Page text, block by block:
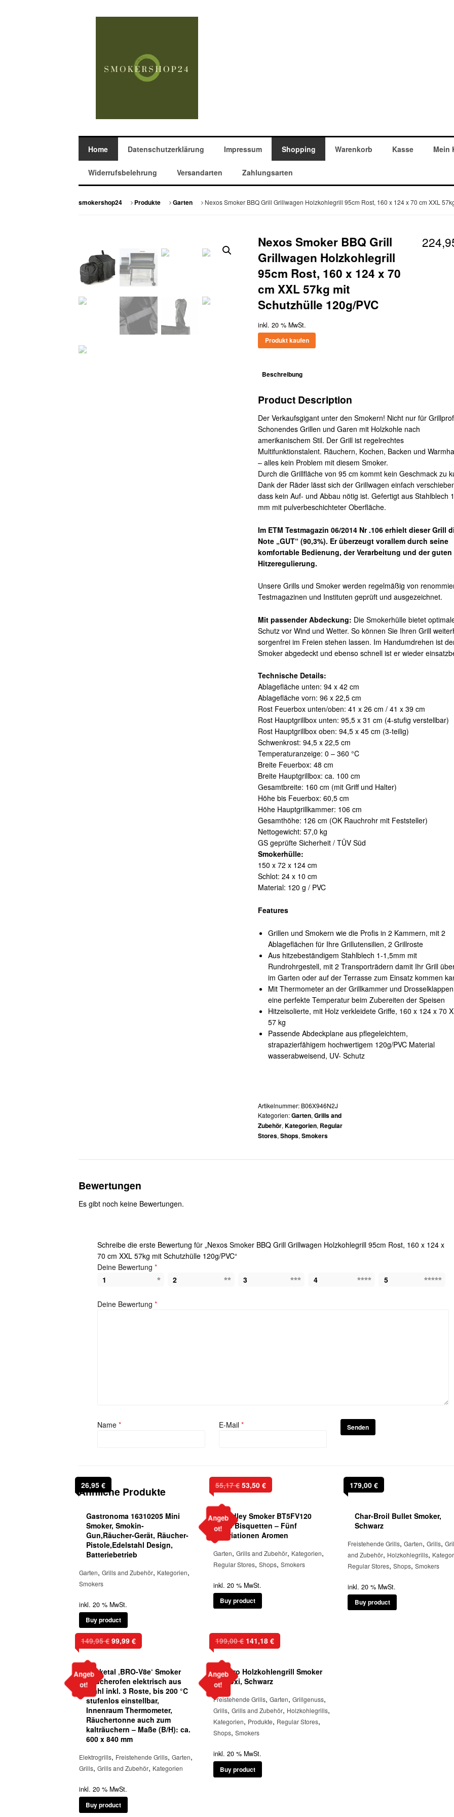
Home Datenschutzerklärung Impressum Shopping Warenkorb Kasse Mein
Widerrufsbelehrung Versandarten Zahlungsarten
smokershop24 Produkte Garten Nexos Smoker BBQ Grill Grillwagen Holzkohlegrill 95cm Rost, 160 x 124 x 70 cm XXL
Nexos Smoker BBQ Grill
Grillwagen Holzkohlegrill
95cm Rost, 160 x 124 x 70
cm XXL 57kg mit
Schutzhülle 120g/PVC
inkl. 20 % MwSt.
Produkt kaufen
Beschreibung
Product Description
Der Verkaufsgigant unter den Smokern! Nicht nur für
Schonendes Grillen und Garen mit Holzkohle nach
amerikanischem Stil. Der Grill ist regelrechtes
Multifunktionstalent. Räuchern, Kochen, Backen und
– alles kein Problem mit diesem Smoker.
Durch die Grillfläche von 95 cm kommt kein Geschmack zu
Dank der Räder lässt sich der Grillwagen einfach
dass kein Auf- und Abbau nötig ist. Gefertigt aus Stahlblech
mm mit pulverbeschichteter Oberfläche.
Im ETM Testmagazin 06/2014 Nr .106 erhielt dieser Grill
Note „GUT“ (90,3%). Er überzeugt vorallem durch seine
komfortable Bedienung, der Verarbeitung und der guten
Hitzeregulierung.
Unsere Grills und Smoker werden regelmäßig von
Testmagazinen und Instituten geprüft und ausgezeichnet.
Mit passender Abdeckung: Die Smokerhülle bietet
Schutz vor Wind und Wetter. So können Sie Ihren Grill
sorgenfrei im Freien stehen lassen. Im Handumdrehen ist
Smoker abgedeckt und ebenso schnell ist er wieder
Technische Details:
Ablagefläche unten: 94 x 42 cm
Ablagefläche vorn: 96 x 22,5 cm
Rost Feuerbox unten/oben: 41 x 26 cm / 41 x 39 cm
Rost Hauptgrillbox unten: 95,5 x 31 cm (4-stufig verstellbar)
Rost Hauptgrillbox oben: 94,5 x 45 cm (3-teilig)
Schwenkrost: 94,5 x 22,5 cm
Temperaturanzeige: 0 – 360 °C
Breite Feuerbox: 48 cm
Breite Hauptgrillbox: ca. 100 cm
Gesamtbreite: 160 cm (mit Griff und Halter)
Höhe bis Feuerbox: 60,5 cm
Höhe Hauptgrillkammer: 106 cm
Gesamthöhe: 126 cm (OK Rauchrohr mit Feststeller)
Nettogewicht: 57,0 kg
GS geprüfte Sicherheit / TÜV Süd
Smokerhülle:
150 x 72 x 124 cm
Schlot: 24 x 10 cm
Material: 120 g / PVC
Features
Grillen und Smokern wie die Profis in 2 Kammern, mit 2
Ablageflächen für Ihre Grillutensilien, 2 Grillroste
Aus hitzebeständigem Stahlblech 1-1,5mm mit
Rundrohrgestell, mit 2 Transporträdern damit Ihr Grill
im Garten oder auf der Terrasse zum Einsatz kommen
Mit Thermometer an der Grillkammer und
eine perfekte Temperatur beim Zubereiten der Speisen
Hitzeisolierte, mit Holz verkleidete Griffe, 160 x 124 x 70
57 kg
Passende Abdeckplane aus pflegeleichtem,
strapazierfähigem hochwertigem 120g/PVC Material
wasserabweisend, UV- Schutz
Artikelnummer: B06X946N2J
Kategorien:Garten,Grills and
Zubehör,Kategorien, Regular
Stores,Shops,Smokers
Bewertungen
Es gibt noch keine Bewertungen.
Schreibe die erste Bewertung für „Nexos Smoker BBQ Grill Grillwagen Holzkohlegrill 95cm Rost, 160 x 124 x
70 cm XXL 57kg mit Schutzhülle 120g/PVC“
Deine Bewertung *
1
2 3 4 5
Deine Bewertung *
Name * E-Mail *
Ähnliche Produkte
26,95 €
Gastronoma 16310205 Mini
Smoker, Smokin-
Gun,Räucher-Gerät, Räucher-
Pistole,Edelstahl Design,
Batteriebetrieb
Garten, Grills and Zubehör, Kategorien,
Smokers
inkl. 20 % MwSt.
Buy product
Angeb
ot!
55,17€ Ursprünglicher
Preis
55,17 €
53,50 €Aktueller
Preis
53,50 €.
Bradley Smoker BT5FV120
120 Bisquetten – Fünf
Variationen Aromen
Garten,Grills and Zubehör, Kategorien,
Regular Stores,Shops,Smokers
inkl. 20 % MwSt.
Buy product
179,00€
Char-Broil Bullet Smoker,
Schwarz
Freistehende Grills,Garten,Grills,
and Zubehör, Holzkohlegrills,
Regular Stores,Shops,Smokers
inkl. 20 % MwSt.
Buy product
Angeb
ot!
149,95€ Ursprünglicher
Preis
149,95 €
99,99 €Aktueller
Preis
99,99 €.
Beeketal ‚BRO-V8e‘ Smoker
Räucherofen elektrisch aus
Stahl inkl. 3 Roste, bis 200 °C
stufenlos einstellbar,
Innenraum Thermometer,
Räuchertonne auch zum
kalträuchern – Maße (B/H): ca.
600 x 840 mm
Elektrogrills, Freistehende Grills, Garten,
Grills, Grills and Zubehör, Kategorien
inkl. 20 % MwSt.
Buy product
Angeb
ot!
199,00€ Ursprünglicher
Preis
199,00 €
141,18 €Aktueller
Preis
141,18 €.
Tepro Holzkohlengrill Smoker
Biloxi, Schwarz
Freistehende Grills,Garten,Grillgenuss,
Grills,Grills and Zubehör, Holzkohlegrills,
Kategorien, Produkte, Regular Stores,
Shops,Smokers
inkl. 20 % MwSt.
Buy product